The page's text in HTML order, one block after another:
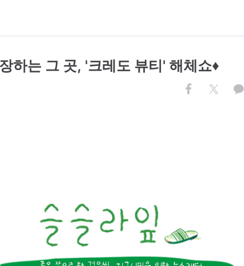
하는 그 곳, '크레도 뷰티' 해체쇼♦️